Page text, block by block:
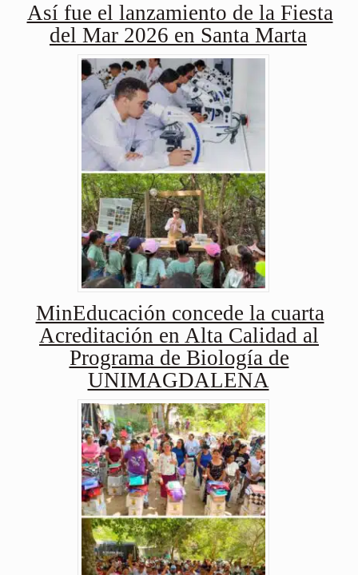
Así fue el lanzamiento de la Fiesta
del Mar 2026 en Santa Marta
MinEducación concede la cuarta
Acreditación en Alta Calidad al
Programa de Biología de
UNIMAGDALENA